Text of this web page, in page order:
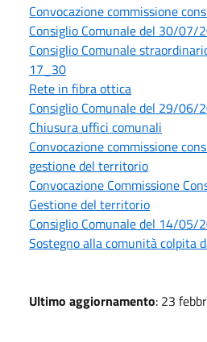
Convocazione commissione
Consiglio Comunale del 30/07/
Consiglio Comunale
17_30
Rete in fibra ottica
Consiglio Comunale del 29/06/
Chiusura uffici comunali
Convocazione commissione
gestione del territorio
Convocazione Commissione
Gestione del territorio
Consiglio Comunale del 14/05/
Sostegno alla comunità colpita
Ultimo aggiornamento: 23